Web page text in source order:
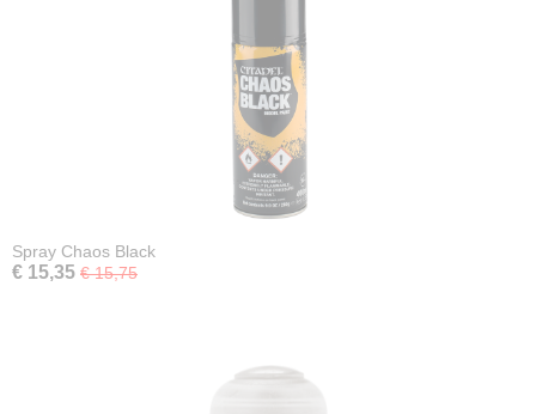
Spray Chaos Black
€ 15,35 € 15,75